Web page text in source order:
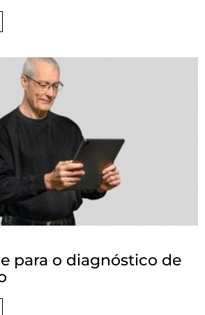
para o diagnóstico de